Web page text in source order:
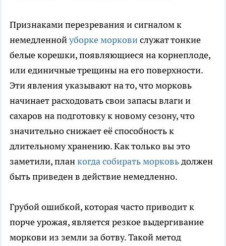
Признаками перезревания и сигналом к
немедленнойуборке морковислужат тонкие
белые корешки, появляющиеся на корнеплоде,
или единичные трещины на его поверхности.
Эти явления указывают на то, что морковь
начинает расходовать свои запасы влаги и
сахаров на подготовку к новому сезону, что
значительно снижает её способность к
длительному хранению. Как только вы это
заметили, планкогда собирать морковьдолжен
быть приведен в действие немедленно.
Грубой ошибкой, которая часто приводит к
порче урожая, является резкое выдергивание
моркови из земли за ботву. Такой метод